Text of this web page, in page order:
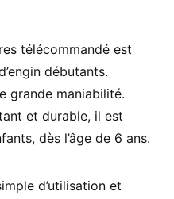
télécommandé est
débutants.
grande maniabilité.
et durable, il est
dès l’âge de 6 ans.
d’utilisation et